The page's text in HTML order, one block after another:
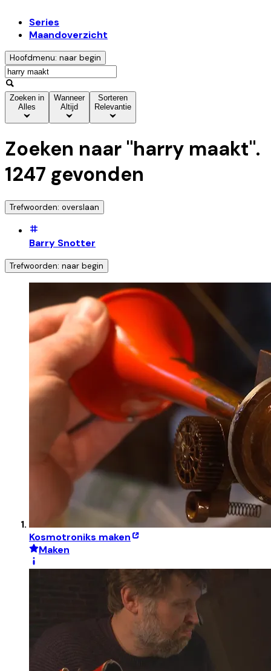
Series
Maandoverzicht
Hoofdmenu: naar begin
Zoeken in
Alles
Wanneer
Altijd
Sorteren
Relevantie
Zoeken naar "harry maakt".
1247 gevonden
Trefwoorden: overslaan
Barry Snotter
Trefwoorden: naar begin
Kosmotroniks maken
Maken